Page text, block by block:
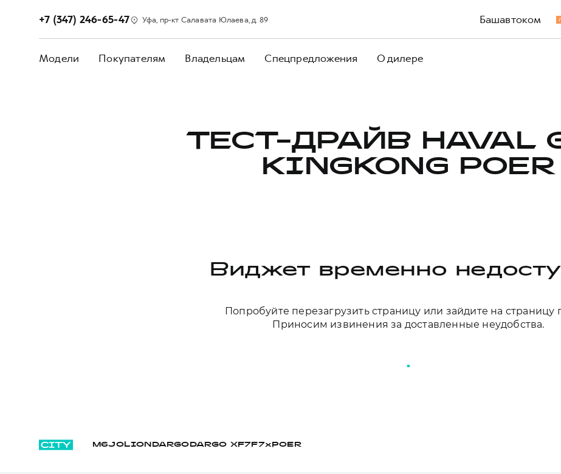
Башавтоком
+7 (347) 246-65-47 Уфа, пр-кт Салавата Юлаева, д. 89
Модели Покупателям Владельцам Спецпредложения О дилере
ТЕСТ-ДРАЙВ HAVAL
KINGKONG POER
Виджет временно
Попробуйте перезагрузить страницу или зайдите на страницу
Приносим извинения за доставленные неудобства.
ПЕРЕЗАГРУЗИТЬ СТРАНИЦУ
M6JOLION DARGO DARGO Х F7 F7x POER